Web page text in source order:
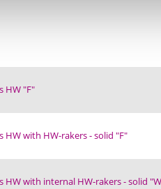
HW "F"
HW with HW-rakers - solid "F"
HW with internal HW-rakers - solid